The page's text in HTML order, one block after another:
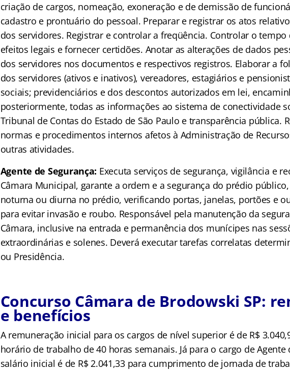
criação de cargos, nomeação, exoneração e de demissão de
cadastro e prontuário do pessoal. Preparar e registrar os atos
dos servidores. Registrar e controlar a freqüência. Controlar o tempo
efeitos legais e fornecer certidões. Anotar as alterações de dados
dos servidores nos documentos e respectivos registros. Elaborar a
dos servidores (ativos e inativos), vereadores, estagiários e
sociais; previdenciários e dos descontos autorizados em lei,
posteriormente, todas as informações ao sistema de conectividade
Tribunal de Contas do Estado de São Paulo e transparência pública.
normas e procedimentos internos afetos à Administração de
outras atividades.
Agente de Segurança: Executa serviços de segurança, vigilância e
Câmara Municipal, garante a ordem e a segurança do prédio
noturna ou diurna no prédio, verificando portas, janelas, portões e
para evitar invasão e roubo. Responsável pela manutenção da
Câmara, inclusive na entrada e permanência dos munícipes nas
extraordinárias e solenes. Deverá executar tarefas correlatas
ou Presidência.
Concurso Câmara de Brodowski SP:
e benefícios
A remuneração inicial para os cargos de nível superior é de R$
horário de trabalho de 40 horas semanais. Já para o cargo de Agente
salário inicial é de R$ 2.041,33 para cumprimento de jornada de